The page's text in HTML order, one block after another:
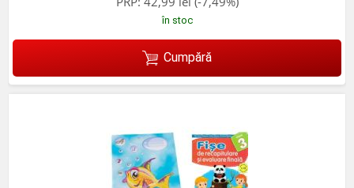
în stoc
Cumpără